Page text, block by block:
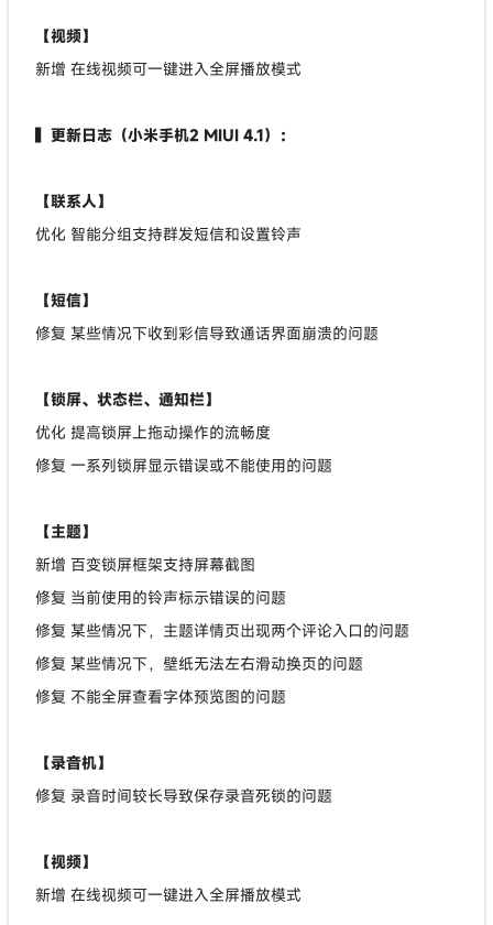
【视频】
新增 在线视频可一键进入全屏播放模式
▍更新日志（小米手机2 MIUI 4.1）：
【联系人】
优化 智能分组支持群发短信和设置铃声
【短信】
修复 某些情况下收到彩信导致通话界面崩溃的问题
【锁屏、状态栏、通知栏】
优化 提高锁屏上拖动操作的流畅度
修复 一系列锁屏显示错误或不能使用的问题
【主题】
新增 百变锁屏框架支持屏幕截图
修复 当前使用的铃声标示错误的问题
修复 某些情况下，主题详情页出现两个评论入口的问题
修复 某些情况下，壁纸无法左右滑动换页的问题
修复 不能全屏查看字体预览图的问题
【录音机】
修复 录音时间较长导致保存录音死锁的问题
【视频】
新增 在线视频可一键进入全屏播放模式